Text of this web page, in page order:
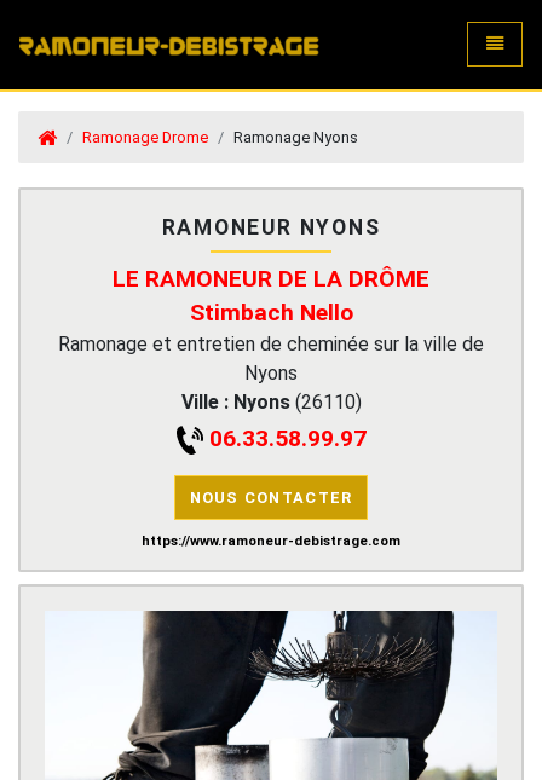
Ramonage Drome Ramonage Nyons
RAMONEUR NYONS
LE RAMONEUR DE LA DRÔME
Stimbach Nello
Ramonage et entretien de cheminée sur la ville de
Nyons
Ville : Nyons(26110)
06.33.58.99.97
NOUS CONTACTER
https://www.ramoneur-debistrage.com